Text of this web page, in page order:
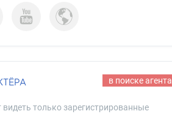
в поиске агента
только зарегистрированные